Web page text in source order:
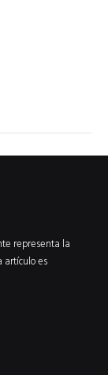
representa la
artículo es